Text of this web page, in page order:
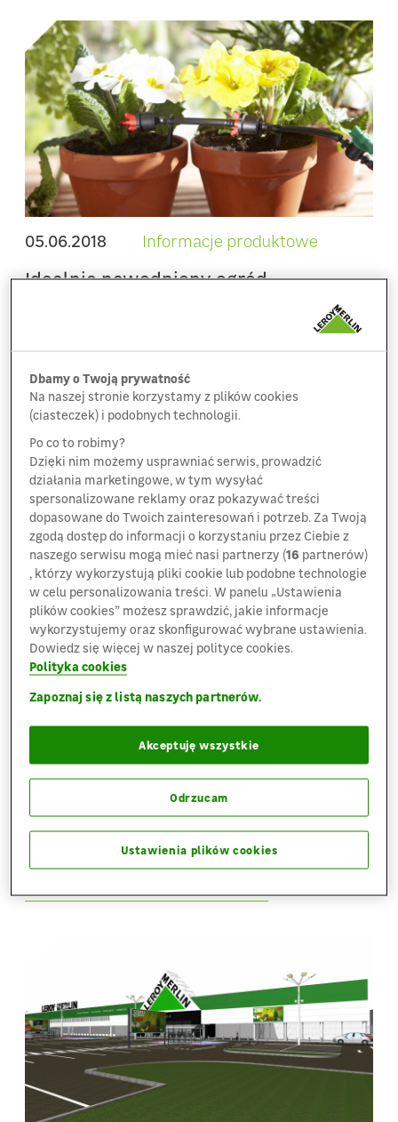
05.06.2018 Informacje produktowe
Idealnie nawodniony ogród -
nowoczesne systemy do nawadniania
Zobacz więcej
08.05.2018
Idealny trawnik - nowa kolekcja
kosiarek w Leroy Merlin
Widok starannie przystrzyżonego, gęstego
i zielonego trawnika napawa dumą każdego
właściciela ogrodu i budzi zachwyt...
Zobacz więcej
Dbamy o Twoją prywatność
Na naszej stronie korzystamy z plików cookies
(ciasteczek) i podobnych technologii.
Po co to robimy?
Dzięki nim możemy usprawniać serwis, prowadzić
działania marketingowe, w tym wysyłać
spersonalizowane reklamy oraz pokazywać treści
dopasowane do Twoich zainteresowań i potrzeb. Za Twoją
zgodą dostęp do informacji o korzystaniu przez Ciebie z
naszego serwisu mogą mieć nasi partnerzy (16 partnerów)
, którzy wykorzystują pliki cookie lub podobne technologie
w celu personalizowania treści. W panelu „Ustawienia
plików cookies” możesz sprawdzić, jakie informacje
wykorzystujemy oraz skonfigurować wybrane ustawienia.
Dowiedz się więcej w naszej polityce cookies.
Polityka cookies
Zapoznaj się z listą naszych partnerów.
Ustawienia plików cookies
Odrzucam
Akceptuję wszystkie